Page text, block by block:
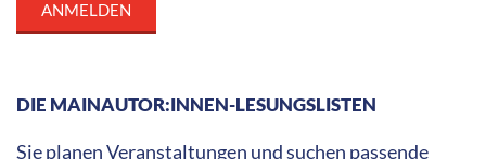
DIE MAINAUTOR:INNEN-LESUNGSLISTEN
Sie planen Veranstaltungen und suchen passende